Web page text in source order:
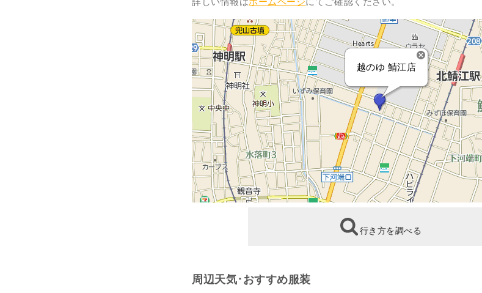
越のゆ 鯖江店
行き方を調べる
周辺天気･おすすめ服装